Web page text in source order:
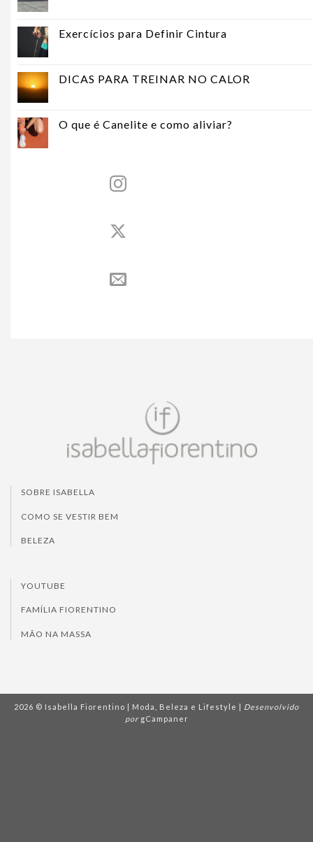
Exercícios para Definir Cintura
DICAS PARA TREINAR NO CALOR
O que é Canelite e como aliviar?
SOBRE ISABELLA
COMO SE VESTIR BEM
BELEZA
YOUTUBE
FAMÍLIA FIORENTINO
MÃO NA MASSA
2026 © Isabella Fiorentino | Moda, Beleza e Lifestyle | Desenvolvido
por gCampaner